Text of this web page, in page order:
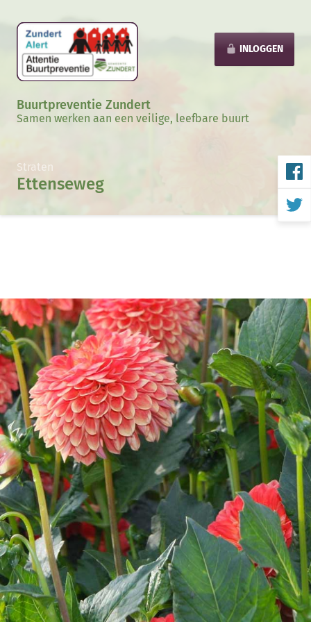
INLOGGEN
Buurtpreventie Zundert
Samen werken aan een veilige, leefbare buurt
Straten
Ettenseweg